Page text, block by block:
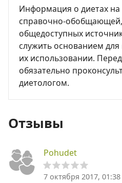
Информация о диетах на
справочно-
общедоступных
служить основанием
их использовании.
обязательно
диетологом.
Отзывы
Pohudet
7 октября 2017, 01:38